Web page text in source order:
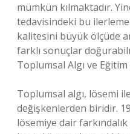
mümkün kılmaktadır.
tedavisindeki bu
kalitesini büyük ölçüde
farklı sonuçlar
Toplumsal Algı ve Eğitim
Toplumsal algı, lösemi
değişkenlerden biridir.
lösemiye dair